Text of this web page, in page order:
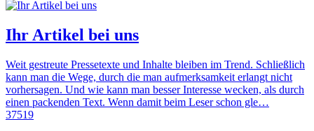
Ihr Artikel bei uns
Weit gestreute Pressetexte und Inhalte bleiben im Trend. Schließlich
kann man die Wege, durch die man aufmerksamkeit erlangt nicht
vorhersagen. Und wie kann man besser Interesse wecken, als durch
einen packenden Text. Wenn damit beim Leser schon gle…
37519